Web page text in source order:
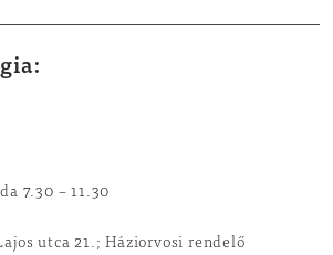
7.30 – 11.30
utca 21.; Háziorvosi rendelő